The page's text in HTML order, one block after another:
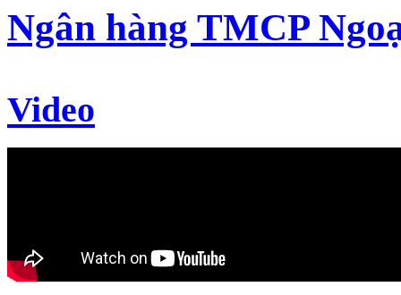
Ngân hàng TMCP
Video